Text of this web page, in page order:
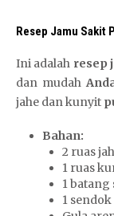
Resep Jamu Sakit
Ini adalah resep
dan mudah
jahe dan kunyit
Bahan:
2 ruas
1 ruas
1 batang
1